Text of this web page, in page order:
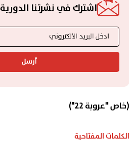
اشترك في نشرتنا الدورية
أرسل
(خاص "عروبة 22")
الكلمات المفتاحية